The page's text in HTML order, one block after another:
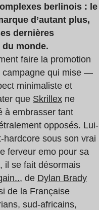
berlinois : le
d’autant plus,
dernières
monde.
faire la promotion
campagne qui mise —
minimaliste et
que Skrillex ne
à embrasser tant
opposés. Lui-
hardcore sous son vrai
ferveur emo pour sa
il se fait désormais
, de Dylan Brady
de la Française
sud-africains,